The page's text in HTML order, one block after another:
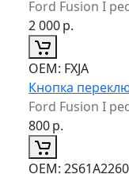
Ford Fusion I
2 000р.
ОЕМ: FXJA
Кнопка
Ford Fusion I
800р.
ОЕМ: